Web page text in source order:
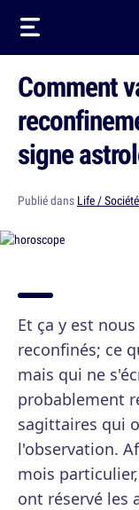
Comment
signe
Publié dans Life / Société
Et ça y est
reconfinés; ce
mais qui ne
probablement
sagittaires qui
l'observation.
mois
ont réservé les